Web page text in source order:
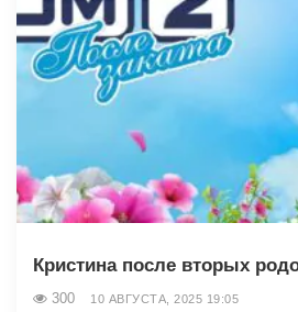
Кристина после вторых
300 10 АВГУСТА, 2025 19:05